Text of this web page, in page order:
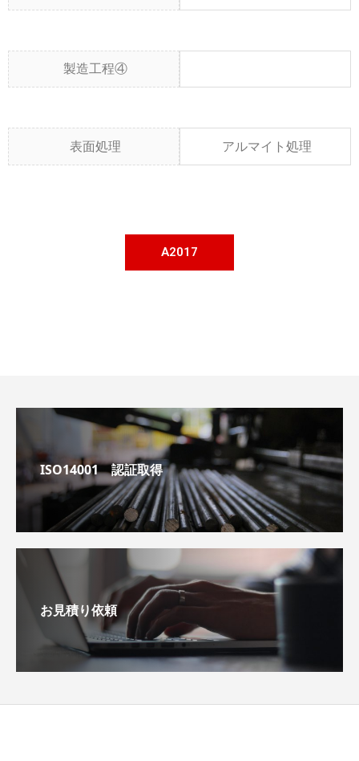
製造工程④
表面処理 アルマイト処理
A2017
ISO14001 認証取得
お見積り依頼